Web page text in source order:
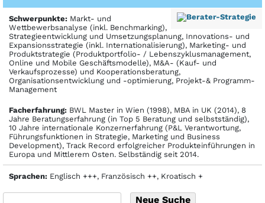
Schwerpunkte: Markt- und
Wettbewerbsanalyse (inkl. Benchmarking),
Strategieentwicklung und Umsetzungsplanung, Innovations- und
Expansionsstrategie (inkl. Internationalisierung), Marketing- und
Produktstrategie (Produktportfolio- / Lebenszyklusmanagement,
Online und Mobile Geschäftsmodelle), M&A- (Kauf- und
Verkaufsprozesse) und Kooperationsberatung,
Organisationsentwicklung und -optimierung, Projekt-& Programm-
Management
Facher­fahrung: BWL Master in Wien (1998), MBA in UK (2014), 8
Jahre Beratungserfahrung (in Top 5 Beratung und selbstständig),
10 Jahre internationale Konzernerfahrung (P&L Verantwortung,
Führungsfunktionen in Strategie, Marketing und Business
Development), Track Record erfolgreicher Produkteinführungen in
Europa und Mittlerem Osten. Selbständig seit 2014.
Sprachen: Englisch +++, Französisch ++, Kroatisch +